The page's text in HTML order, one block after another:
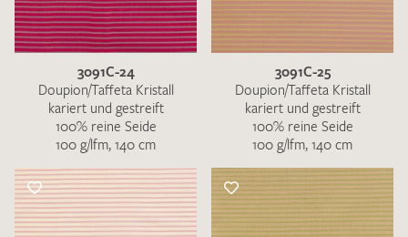
3091C-24
Doupion/Taffeta Kristall
kariert und gestreift
100% reine Seide
100 g/lfm, 140 cm
3091C-25
Doupion/Taffeta Kristall
kariert und gestreift
100% reine Seide
100 g/lfm, 140 cm